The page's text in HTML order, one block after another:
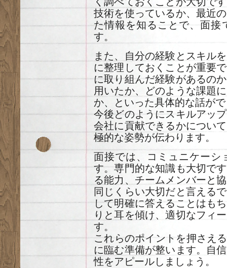
技術を使っているか、最近
た情報を知ることで、面接
す。
また、自分の経験とスキル
に整理しておくことが重要
に取り組んだ経験があるの
用いたか、どのような課題
か、といった具体的な話が
今後どのようにスキルアッ
会社に貢献できるかについ
極的な姿勢が伝わります。
面接では、コミュニケーシ
す。専門的な知識も大切で
る能力、チームメンバーと
同じくらい大切だと言える
して明確に答えることはも
りと耳を傾け、適切なフィ
す。
これらのポイントを押さえ
に臨む準備が整います。自
性をアピールしましょう。